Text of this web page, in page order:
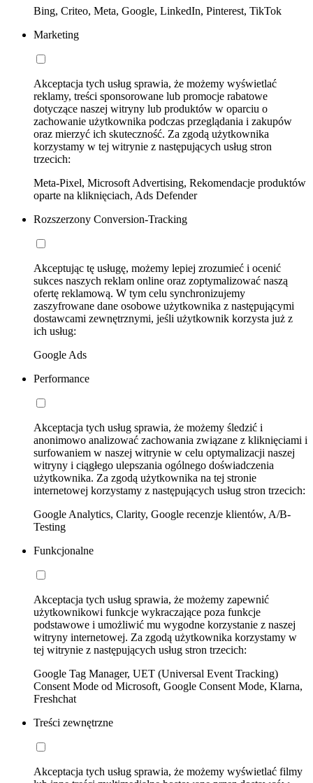
Bing, Criteo, Meta, Google, LinkedIn, Pinterest, TikTok
Marketing
Akceptacja tych usług sprawia, że możemy wyświetlać
reklamy, treści sponsorowane lub promocje rabatowe
dotyczące naszej witryny lub produktów w oparciu o
zachowanie użytkownika podczas przeglądania i zakupów
oraz mierzyć ich skuteczność. Za zgodą użytkownika
korzystamy w tej witrynie z następujących usług stron
trzecich:
Meta-Pixel, Microsoft Advertising, Rekomendacje produktów
oparte na kliknięciach, Ads Defender
Rozszerzony Conversion-Tracking
Akceptując tę usługę, możemy lepiej zrozumieć i ocenić
sukces naszych reklam online oraz zoptymalizować naszą
ofertę reklamową. W tym celu synchronizujemy
zaszyfrowane dane osobowe użytkownika z następującymi
dostawcami zewnętrznymi, jeśli użytkownik korzysta już z
ich usług:
Google Ads
Performance
Akceptacja tych usług sprawia, że możemy śledzić i
anonimowo analizować zachowania związane z kliknięciami i
surfowaniem w naszej witrynie w celu optymalizacji naszej
witryny i ciągłego ulepszania ogólnego doświadczenia
użytkownika. Za zgodą użytkownika na tej stronie
internetowej korzystamy z następujących usług stron trzecich:
Google Analytics, Clarity, Google recenzje klientów, A/B-
Testing
Funkcjonalne
Akceptacja tych usług sprawia, że możemy zapewnić
użytkownikowi funkcje wykraczające poza funkcje
podstawowe i umożliwić mu wygodne korzystanie z naszej
witryny internetowej. Za zgodą użytkownika korzystamy w
tej witrynie z następujących usług stron trzecich:
Google Tag Manager, UET (Universal Event Tracking)
Consent Mode od Microsoft, Google Consent Mode, Klarna,
Freshchat
Treści zewnętrzne
Akceptacja tych usług sprawia, że możemy wyświetlać filmy